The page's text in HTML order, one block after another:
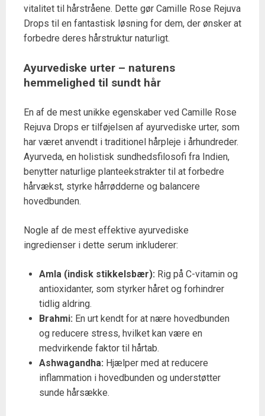
vitalitet til hårstråene. Dette gør Camille Rose Rejuva
Drops til en fantastisk løsning for dem, der ønsker at
forbedre deres hårstruktur naturligt.
Ayurvediske urter – naturens
hemmelighed til sundt hår
En af de mest unikke egenskaber ved Camille Rose
Rejuva Drops er tilføjelsen af ayurvediske urter, som
har været anvendt i traditionel hårpleje i århundreder.
Ayurveda, en holistisk sundhedsfilosofi fra Indien,
benytter naturlige planteekstrakter til at forbedre
hårvækst, styrke hårrødderne og balancere
hovedbunden.
Nogle af de mest effektive ayurvediske
ingredienser i dette serum inkluderer:
Amla (indisk stikkelsbær): Rig på C-vitamin og
antioxidanter, som styrker håret og forhindrer
tidlig aldring.
Brahmi: En urt kendt for at nære hovedbunden
og reducere stress, hvilket kan være en
medvirkende faktor til hårtab.
Ashwagandha: Hjælper med at reducere
inflammation i hovedbunden og understøtter
sunde hårsække.